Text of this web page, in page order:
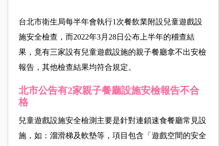
台北市衛生局每半年會執行1次餐飲業附設兒童遊戲設
施安全檢查，而2022年3月28日公布上半年的稽查結
果，竟有三家設有兒童遊戲設施的親子餐廳拿不出安檢
報告，其他檢查結果均符合規定。
北市公告有2家親子餐廳設施安檢報告不合
格
兒童遊戲設施安全檢測主要是針對連鎖速食餐廳常見設
施，如：溜滑梯及軟墊等，項目包含「遊戲空間的安全